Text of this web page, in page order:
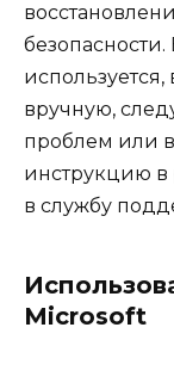
вручную,
проблем или
инструкцию в
в службу
Microsoft